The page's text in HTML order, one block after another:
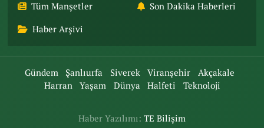
Tüm Manşetler Son Dakika Haberleri
Haber Arşivi
Gündem Şanlıurfa Siverek Viranşehir
Akçakale
Harran
Yaşam Dünya Halfeti Teknoloji
Haber Yazılımı: TE Bilişim